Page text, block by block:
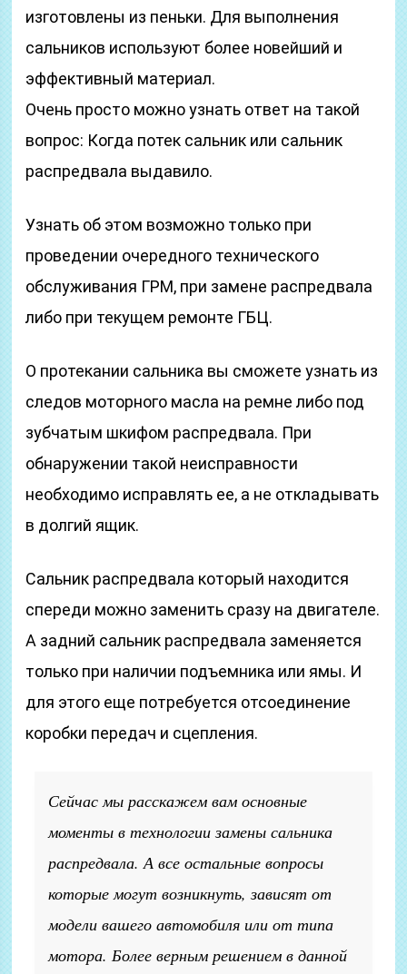
изготовлены из пеньки. Для выполнения
сальников используют более новейший и
эффективный материал.
Очень просто можно узнать ответ на такой
вопрос: Когда потек сальник или сальник
распредвала выдавило.
Узнать об этом возможно только при
проведении очередного технического
обслуживания ГРМ, при замене распредвала
либо при текущем ремонте ГБЦ.
О протекании сальника вы сможете узнать из
следов моторного масла на ремне либо под
зубчатым шкифом распредвала. При
обнаружении такой неисправности
необходимо исправлять ее, а не откладывать
в долгий ящик.
Сальник распредвала который находится
спереди можно заменить сразу на двигателе.
А задний сальник распредвала заменяется
только при наличии подъемника или ямы. И
для этого еще потребуется отсоединение
коробки передач и сцепления.
Сейчас мы расскажем вам основные
моменты в технологии замены сальника
распредвала. А все остальные вопросы
которые могут возникнуть, зависят от
модели вашего автомобиля или от типа
мотора. Более верным решением в данной